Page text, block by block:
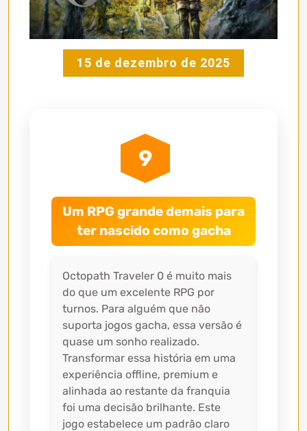
15 de dezembro de 2025
9
Um RPG grande demais para
ter nascido como gacha
Octopath Traveler 0 é muito mais
do que um excelente RPG por
turnos. Para alguém que não
suporta jogos gacha, essa versão é
quase um sonho realizado.
Transformar essa história em uma
experiência offline, premium e
alinhada ao restante da franquia
foi uma decisão brilhante. Este
jogo estabelece um padrão claro